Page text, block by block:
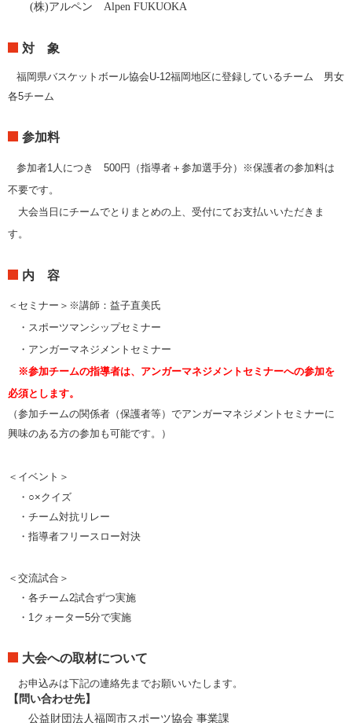
(株)アルペン Alpen FUKUOKA
対 象
福岡県バスケットボール協会U-12福岡地区に登録しているチーム 男女
各5チーム
参加料
参加者1人につき 500円（指導者＋参加選手分）※保護者の参加料は
不要です。
大会当日にチームでとりまとめの上、受付にてお支払いいただきま
す。
内 容
＜セミナー＞※講師：益子直美氏
・スポーツマンシップセミナー
・アンガーマネジメントセミナー
※参加チームの指導者は、アンガーマネジメントセミナーへの参加を
必須とします。
（参加チームの関係者（保護者等）でアンガーマネジメントセミナーに
興味のある方の参加も可能です。）
＜イベント＞
・○×クイズ
・チーム対抗リレー
・指導者フリースロー対決
＜交流試合＞
・各チーム2試合ずつ実施
・1クォーター5分で実施
大会への取材について
お申込みは下記の連絡先までお願いいたします。
【問い合わせ先】
公益財団法人福岡市スポーツ協会 事業課